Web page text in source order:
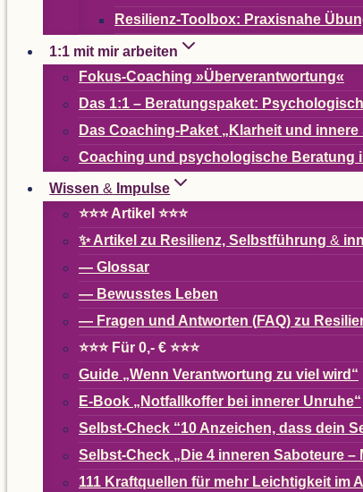
Resi­­li­enz-Tool­­box: Pra­xis­nahe
1:1 mit mir arbeiten
Fokus-Coa­ching »Über­ver­ant­wor­tung«
Das 1:1 – Bera­tungs­pa­ket:
Das Coa­ching-Paket „ Klar­heit und innere
Coa­ching und psy­cho­lo­gi­sche Bera­tung
Wis­sen& Impulse
⭐⭐⭐ Arti­kel ⭐⭐⭐
✨ Arti­kel zu Resi­li­enz, Selbst­füh­rung &
— Glos­sar
— Bewuss­tes Leben
— Fra­gen und Ant­wor­ten (FAQ) zu
⭐⭐⭐ Für 0,- € ⭐⭐⭐
Guide „Wenn Ver­ant­wor­tung zu viel wird“
E-Book „ Not­fall­kof­fer bei inne­rer Unruhe“
Selbst-Check “10 Anzei­chen, dass dein
Selbst-Check „ Die 4 inne­ren Sabo­teure
111 Kraft­quel­len für mehr Leich­tig­keit im